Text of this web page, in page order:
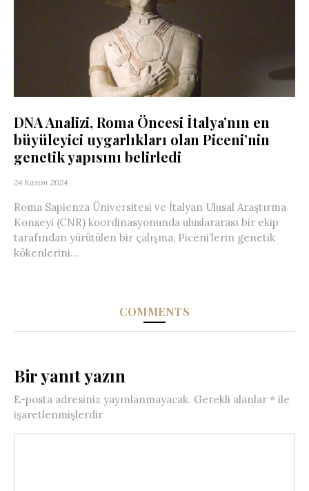
DNA Analizi, Roma Öncesi İtalya’nın en
büyüleyici uygarlıkları olan Piceni’nin
genetik yapısını belirledi
24 Kasım 2024
Roma Sapienza Üniversitesi ve İtalyan Ulusal Araştırma
Konseyi (CNR) koordinasyonunda uluslararası bir ekip
tarafından yürütülen bir çalışma, Piceni’lerin genetik
kökenlerini...
COMMENTS
Bir yanıt yazın
E-posta adresiniz yayınlanmayacak. Gerekli alanlar * ile
işaretlenmişlerdir